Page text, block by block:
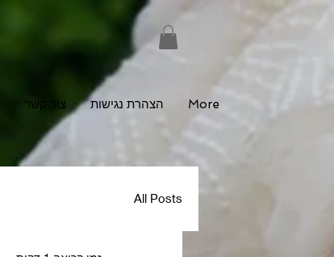
צור קשר הצהרת נגישות More
All Posts